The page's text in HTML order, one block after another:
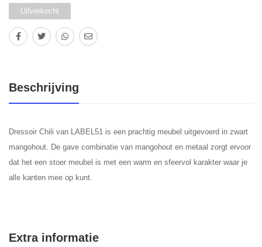
Uitverkocht
Beschrijving
Dressoir Chili van LABEL51 is een prachtig meubel uitgevoerd in zwart
mangohout. De gave combinatie van mangohout en metaal zorgt ervoor
dat het een stoer meubel is met een warm en sfeervol karakter waar je
alle kanten mee op kunt.
Extra informatie